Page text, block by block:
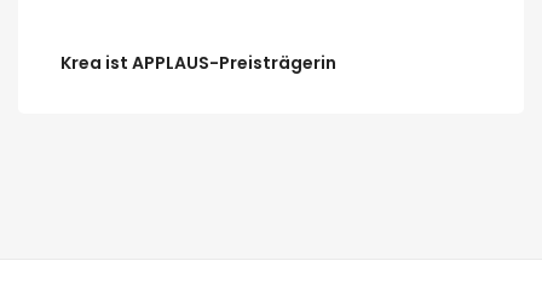
Krea ist APPLAUS-Preisträgerin